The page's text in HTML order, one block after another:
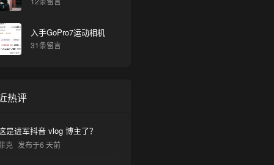
入手GoPro7运动相机
31条留言
热评
是进军抖音 vlog 博主了？
克 发布于6 天前